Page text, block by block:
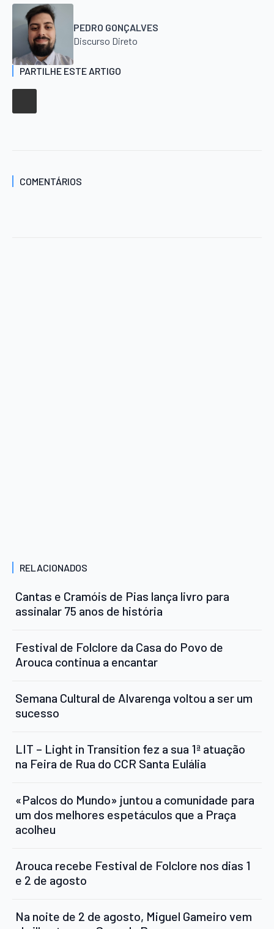
PEDRO GONÇALVES
Discurso Direto
PARTILHE ESTE ARTIGO
COMENTÁRIOS
RELACIONADOS
Cantas e Cramóis de Pias lança livro para
assinalar 75 anos de história
Festival de Folclore da Casa do Povo de
Arouca continua a encantar
Semana Cultural de Alvarenga voltou a ser um
sucesso
LIT – Light in Transition fez a sua 1ª atuação
na Feira de Rua do CCR Santa Eulália
«Palcos do Mundo» juntou a comunidade para
um dos melhores espetáculos que a Praça
acolheu
Arouca recebe Festival de Folclore nos dias 1
e 2 de agosto
Na noite de 2 de agosto, Miguel Gameiro vem